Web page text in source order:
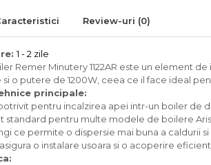
de bucatarie
Review-uri (0)
1 - 2 zile
Remer Minutery 1122AR este un element
o putere de 1200W, ceea ce il face ideal
principale:
pentru incalzirea apei intr-un boiler de
standard pentru multe modele de boilere
ce permite o dispersie mai buna a caldurii
o instalare usoara si o acoperire